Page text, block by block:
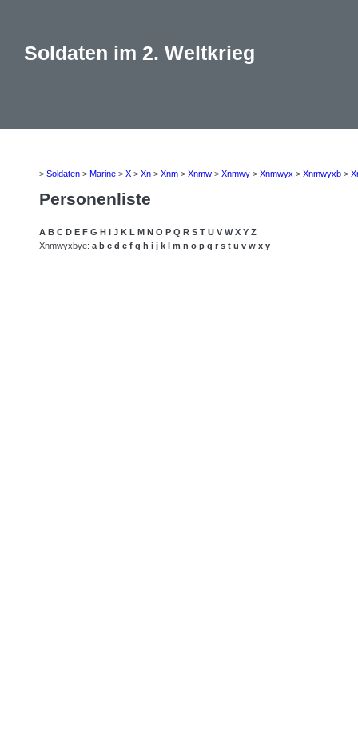
Soldaten im 2. Weltkrieg
> Soldaten > Marine > X > Xn > Xnm > Xnmw > Xnmwy > Xnmwyx > Xnmwyxb >
Personenliste
A B C D E F G H I J K L M N O P Q R S T U V W X Y Z
Xnmwyxbye: a b c d e f g h i j k l m n o p q r s t u v w x y